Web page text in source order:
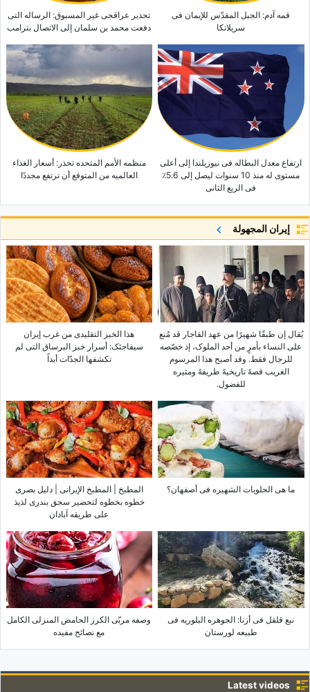
قمه آدم: الجبل المقدّس للإیمان فی
سریلانکا
تحذیر عراقجی غیر المسبوق: الرساله التی
دفعت محمد بن سلمان إلى الاتصال بترامب
ارتفاع معدل البطاله فی نیوزیلندا إلى أعلى
مستوى له منذ 10 سنوات لیصل إلى 5.6٪
فی الربع الثانی
منظمه الأمم المتحده تحذر: أسعار الغذاء
العالمیه من المتوقع أن ترتفع مجددًا
إيران المجهولة
یُقال إن طبقًا شهیرًا من عهد القاجار قد مُنع
على النساء بأمرٍ من أحد الملوک، إذ خصّصه
للرجال فقط. وقد أصبح هذا المرسوم
الغریب قصهً تاریخیهً طریفهً ومثیره
للفضول.
هذا الخبز التقلیدی من غرب إیران
سیفاجئک: أسرار خبز البرساق التی لم
تکشفها الجدّات أبداً
ما هی الحلویات الشهیره فی أصفهان؟
المطبخ | المطبخ الإیرانی | دلیل بصری
خطوه بخطوه لتحضیر سجق بندری لذیذ
على طریقه آبادان
نبع قلقل فی أزنا: الجوهره البلوریه فی
طبیعه لورستان
وصفه مربّى الکرز الحامض المنزلی الکامل
مع نصائح مفیده
Latest videos